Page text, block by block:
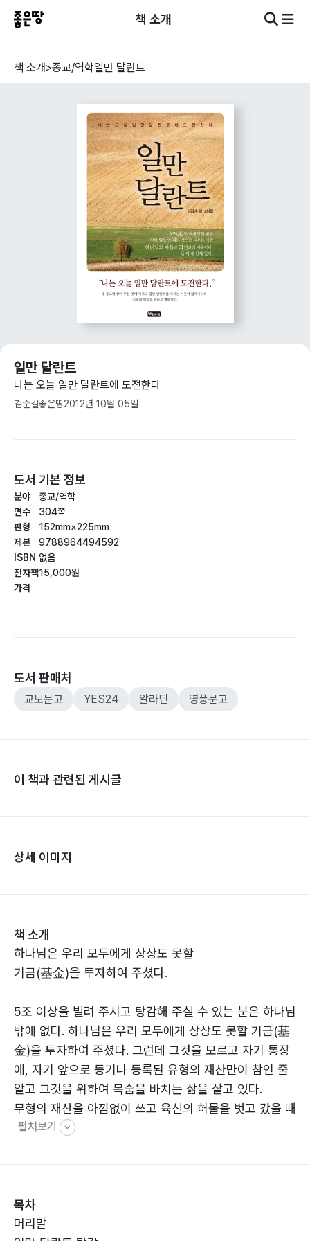
책 소개
책 소개>종교/역학일만 달란트
일만 달란트
나는 오늘 일만 달란트에 도전한다
김순걸좋은땅2012년 10월 05일
도서 기본 정보
분야
면수
판형
제본
ISBN
전자책
가격
종교/역학
304쪽
152mm×225mm
9788964494592
없음
15,000원
도서 판매처
교보문고 YES24 알라딘 영풍문고
이 책과 관련된 게시글
상세 이미지
책 소개
하나님은 우리 모두에게 상상도 못할
기금(基金)을 투자하여 주셨다.
5조 이상을 빌려 주시고 탕감해 주실 수 있는 분은 하나님
밖에 없다. 하나님은 우리 모두에게 상상도 못할 기금(基
金)을 투자하여 주셨다. 그런데 그것을 모르고 자기 통장
에, 자기 앞으로 등기나 등록된 유형의 재산만이 참인 줄
알고 그것을 위하여 목숨을 바치는 삶을 살고 있다.
무형의 재산을 아낌없이 쓰고 육신의 허물을 벗고 갔을 때
하나님은 이렇게 말씀하실
이제는 내 옆에서 평화를 누려라.”라고.
펼쳐보기
목차
머리말